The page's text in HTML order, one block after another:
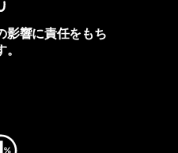
影響に責任をもち